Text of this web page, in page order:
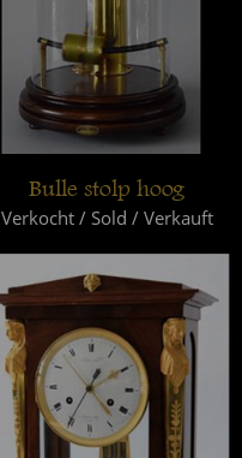
Bulle stolp hoog
Verkocht / Sold / Verkauft